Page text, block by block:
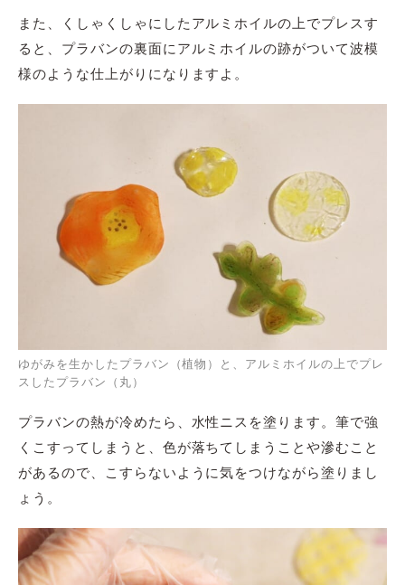
また、くしゃくしゃにしたアルミホイルの上でプレスす
ると、プラバンの裏面にアルミホイルの跡がついて波模
様のような仕上がりになりますよ。
ゆがみを生かしたプラバン（植物）と、アルミホイルの上でプレ
スしたプラバン（丸）
プラバンの熱が冷めたら、水性ニスを塗ります。筆で強
くこすってしまうと、色が落ちてしまうことや滲むこと
があるので、こすらないように気をつけながら塗りまし
ょう。